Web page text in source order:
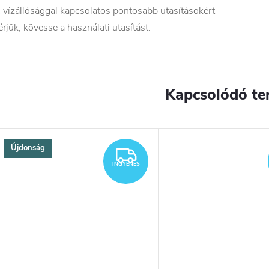
vízállósággal kapcsolatos pontosabb utasításokért
kövesse a használati utasítást.
Kapcsolódó
Újdonság INGYENES
INGYENES